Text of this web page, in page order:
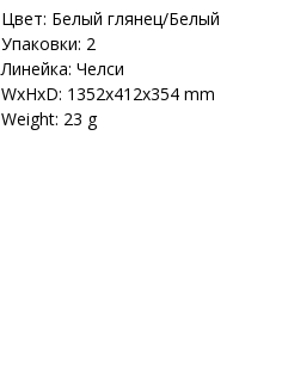
Цвет: Белый глянец/Белый
Упаковки: 2
Линейка: Челси
WxHxD: 1352x412x354 mm
Weight: 23 g